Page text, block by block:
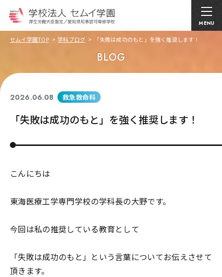
MENU
セムイ学園TOP 学科ブログ 「失敗は成功のもと」を強く推奨します！
BLOG
2026.06.08 救急救命科
「失敗は成功のもと」を強く推奨します！
こんにちは
東海医療工学専門学校の学科長の大野です。
今回は私の推奨している教育として
「失敗は成功のもと」という言葉についてお伝えさせて
頂きます。